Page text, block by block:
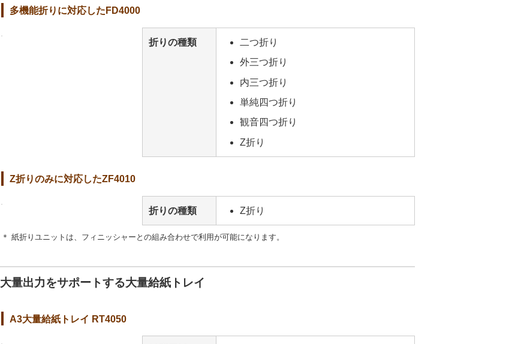
多機能折りに対応したFD4000
折りの種類
二つ折り
外三つ折り
内三つ折り
単純四つ折り
観音四つ折り
Z折り
Z折りのみに対応したZF4010
折りの種類 Z折り
＊ 紙折りユニットは、フィニッシャーとの組み合わせで利用が可能になります。
大量出力をサポートする大量給紙トレイ
A3大量給紙トレイ RT4050